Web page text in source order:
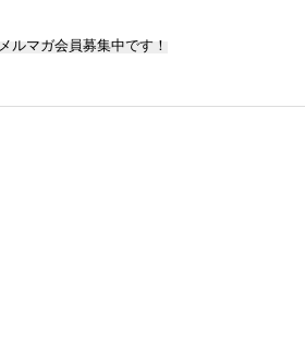
メルマガ会員募集中です！